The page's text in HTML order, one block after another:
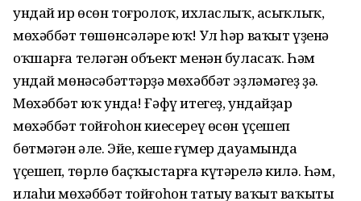
ундай ир өсөн тоғролоҡ, ихласлыҡ, асыҡлыҡ,
мөхәббәт төшөнсәләре юҡ! Ул һәр ваҡыт үҙенә
оҡшарға теләгән объект менән буласаҡ. Һәм
ундай мөнәсәбәттәрҙә мөхәббәт эҙләмәгеҙ ҙә.
Мөхәббәт юҡ унда! Ғәфү итегеҙ, ундайҙар
мөхәббәт тойғоһон киесереү өсөн үҫешеп
бөтмәгән әле. Эйе, кеше ғүмер дауамында
үҫешеп, төрлө баҫҡыстарға күтәрелә килә. Һәм,
илаһи мөхәббәт тойғоһон татыу ваҡыт ваҡыты